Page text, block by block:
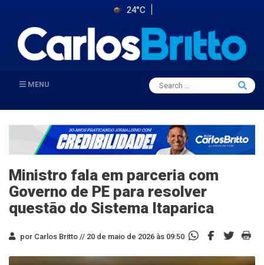
24°C
MENU
Search
for:
Search
Ministro fala em parceria com
Governo de PE para resolver
questão do Sistema Itaparica
por Carlos Britto // 20 de maio de 2026 às 09:50